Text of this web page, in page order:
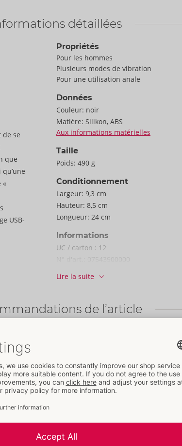
détaillées
se
que
«
USB-
Propriétés
Pour les hommes
Plusieurs modes de vibration
Pour une utilisation anale
Données
Couleur: noir
Matière: Silikon, ABS
Aux informations matérielles
Taille
Poids: 490 g
Conditionnement
Largeur: 9,3 cm
Hauteur: 8,5 cm
Longueur: 24 cm
Informations
UC / carton : 12
13)
Pays d'origine: CN
Lire la suite
de l’article